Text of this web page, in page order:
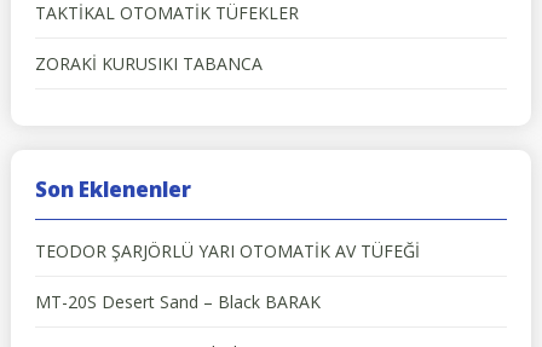
TAKTİKAL OTOMATİK TÜFEKLER
ZORAKİ KURUSIKI TABANCA
Son Eklenenler
TEODOR ŞARJÖRLÜ YARI OTOMATİK AV TÜFEĞİ
MT-20S Desert Sand – Black BARAK